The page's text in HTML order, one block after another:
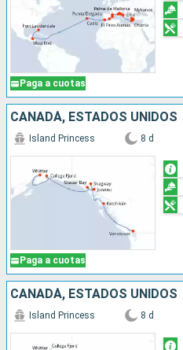
Paga a cuotas
CANADÁ, ESTADOS UNIDOS
Paga a cuotas
Island Princess 8 d
CANADÁ, ESTADOS UNIDOS
Island Princess 8 d